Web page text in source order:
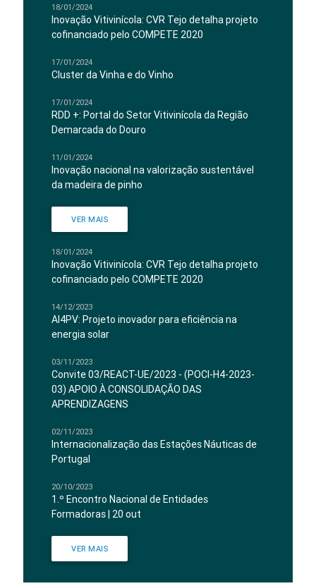
18/01/2024
Inovação Vitivinícola: CVR Tejo detalha projeto
cofinanciado pelo COMPETE 2020
17/01/2024
Cluster da Vinha e do Vinho
17/01/2024
RDD +: Portal do Setor Vitivinícola da Região
Demarcada do Douro
11/01/2024
Inovação nacional na valorização sustentável
da madeira de pinho
VER MAIS
18/01/2024
Inovação Vitivinícola: CVR Tejo detalha projeto
cofinanciado pelo COMPETE 2020
14/12/2023
AI4PV: Projeto inovador para eficiência na
energia solar
03/11/2023
Convite 03/REACT-UE/2023 - (POCI-H4-2023-
03) APOIO À CONSOLIDAÇÃO DAS
APRENDIZAGENS
02/11/2023
Internacionalização das Estações Náuticas de
Portugal
20/10/2023
1.º Encontro Nacional de Entidades
Formadoras | 20 out
VER MAIS